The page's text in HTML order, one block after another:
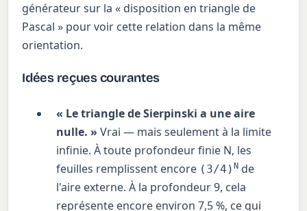
générateur sur la « disposition en triangle de
Pascal » pour voir cette relation dans la même
orientation.
Idées reçues courantes
« Le triangle de Sierpinski a une aire
nulle. » Vrai — mais seulement à la limite
infinie. À toute profondeur finie N, les
feuilles remplissent encore (3/4)N de
l'aire externe. À la profondeur 9, cela
représente encore environ 7,5 %, ce qui